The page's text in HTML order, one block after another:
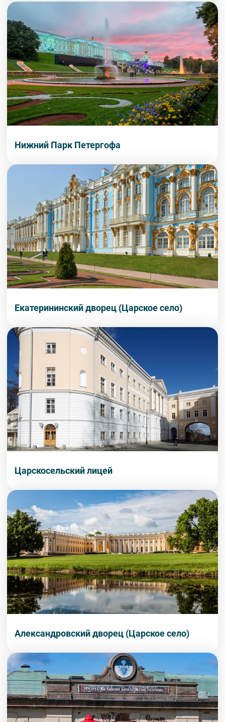
Нижний Парк Петергофа
Екатерининский дворец (Царское село)
Царскосельский лицей
Александровский дворец (Царское село)